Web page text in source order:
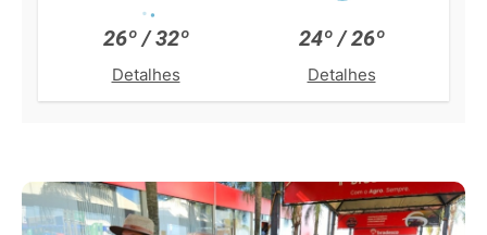
26º / 32º
Detalhes
24º / 26º
Detalhes